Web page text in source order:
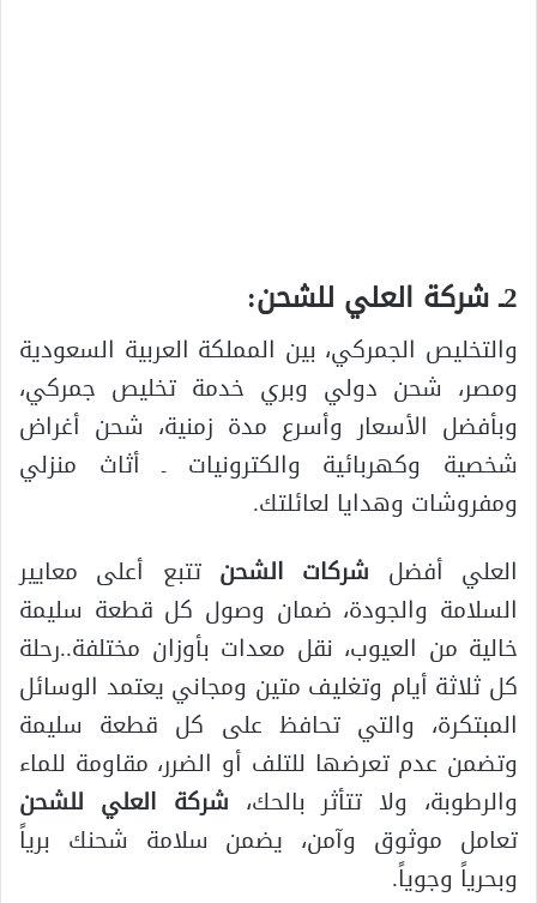
2ـ شركة العلي للشحن:
والتخليص الجمركي، بين المملكة العربية السعودية
ومصر، شحن دولي وبري خدمة تخليص جمركي،
وبأفضل الأسعار وأسرع مدة زمنية، شحن أغراض
شخصية وكهربائية والكترونيات ـ أثاث منزلي
ومفروشات وهدايا لعائلتك.
العلي أفضل شركات الشحن تتبع أعلى معايير
السلامة والجودة، ضمان وصول كل قطعة سليمة
خالية من العيوب، نقل معدات بأوزان مختلفة..رحلة
كل ثلاثة أيام وتغليف متين ومجاني يعتمد الوسائل
المبتكرة، والتي تحافظ على كل قطعة سليمة
وتضمن عدم تعرضها للتلف أو الضرر، مقاومة للماء
والرطوبة، ولا تتأثر بالحك، شركة العلي للشحن
تعامل موثوق وآمن، يضمن سلامة شحنك برياً
وبحرياً وجوياً.